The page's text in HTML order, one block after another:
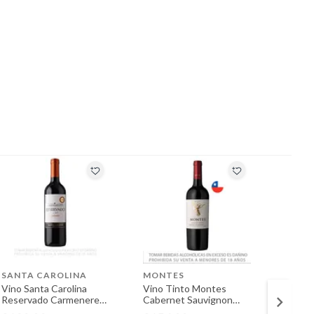
SANTA CAROLINA
Vino Santa Carolina
Reservado Carmenere
MONTES
Vino Tinto Montes
Cabernet Sauvignon